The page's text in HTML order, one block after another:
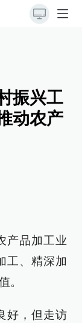
振兴工
动农产
产品加工业
工、精深加
。
好，但走访